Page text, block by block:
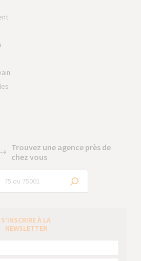
Trouvez une agence près de
chez vous
S’INSCRIRE À LA
NEWSLETTER